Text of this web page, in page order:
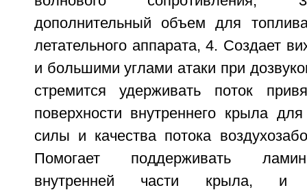
дополнительный объем для
летательного аппарата, 4. Создает
и большими углами атаки при
стремится удерживать поток
поверхности внутреннего крыла
силы и качества потока
Помогает поддерживать
внутренней части крыла, и